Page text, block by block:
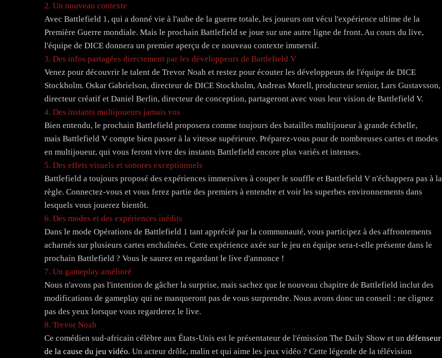
2. Un nouveau contexte
Avec Battlefield 1, qui a donné vie à l'aube de la guerre totale, les joueurs ont vécu l'expérience ultime de la
Première Guerre mondiale. Mais le prochain Battlefield se joue sur une autre ligne de front. Au cours du live,
l'équipe de DICE donnera un premier aperçu de ce nouveau contexte immersif.
3. Des infos partagées directement par les développeurs de Battlefield V
Venez pour découvrir le talent de Trevor Noah et restez pour écouter les développeurs de l'équipe de DICE
Stockholm. Oskar Gabrielson, directeur de DICE Stockholm, Andreas Morell, producteur senior, Lars Gustavsson,
directeur créatif et Daniel Berlin, directeur de conception, partageront avec vous leur vision de Battlefield V.
4. Des instants multijoueurs jamais vus
Bien entendu, le prochain Battlefield proposera comme toujours des batailles multijoueur à grande échelle,
mais Battlefield V compte bien passer à la vitesse supérieure. Préparez-vous pour de nombreuses cartes et modes
en multijoueur, qui vous feront vivre des instants Battlefield encore plus variés et intenses.
5. Des effets visuels et sonores exceptionnels
Battlefield a toujours proposé des expériences immersives à couper le souffle et Battlefield V n'échappera pas à la
règle. Connectez-vous et vous ferez partie des premiers à entendre et voir les superbes environnements dans
lesquels vous jouerez bientôt.
6. Des modes et des expériences inédits
Dans le mode Opérations de Battlefield 1 tant apprécié par la communauté, vous participez à des affrontements
acharnés sur plusieurs cartes enchaînées. Cette expérience axée sur le jeu en équipe sera-t-elle présente dans le
prochain Battlefield ? Vous le saurez en regardant le live d'annonce !
7. Un gameplay amélioré
Nous n'avons pas l'intention de gâcher la surprise, mais sachez que le nouveau chapitre de Battlefield inclut des
modifications de gameplay qui ne manqueront pas de vous surprendre. Nous avons donc un conseil : ne clignez
pas des yeux lorsque vous regarderez le live.
8. Trevor Noah
Ce comédien sud-africain célèbre aux États-Unis est le présentateur de l'émission The Daily Show et un défenseur
de la cause du jeu vidéo. Un acteur drôle, malin et qui aime les jeux vidéo ? Cette légende de la télévision